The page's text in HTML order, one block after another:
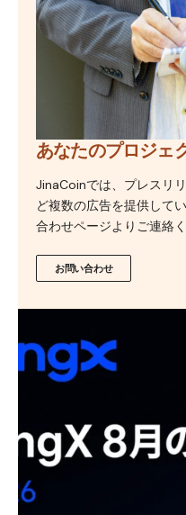
あなたのプロジェ
JinaCoinでは、プレスリ
ど複数の広告を提供して
合わせページよりご連絡く
お問い合わせ